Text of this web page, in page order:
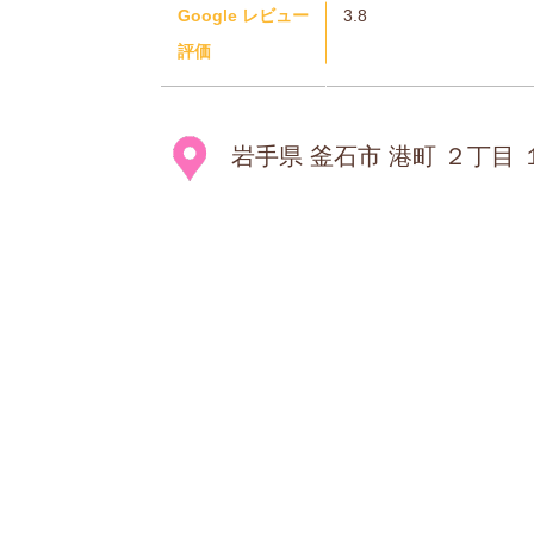
Google レビュー
評価
3.8
岩手県 釜石市 港町 ２丁目